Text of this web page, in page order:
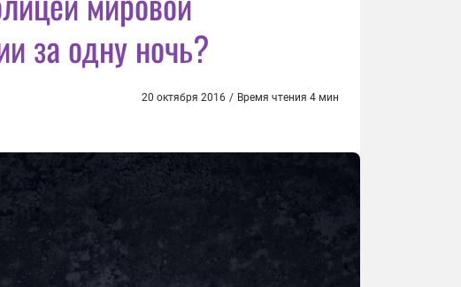
за одну ночь?
20 октября 2016 / Время чтения 4 мин